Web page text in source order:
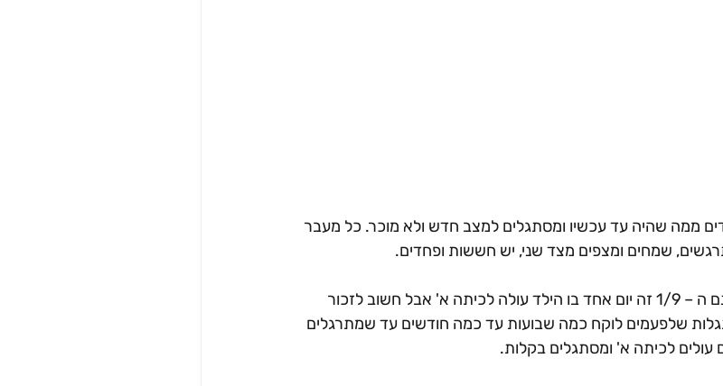
ממה שהיה עד עכשיו ומסתגלים למצב חדש ולא מוכר. כל מעבר
שמחים ומצפים מצד שני, יש חששות ופחדים.
1. המעבר לכיתה א' הוא תהליך – אמנם ה – 1/9 זה יום אחד בו הילד עולה לכיתה א' אבל חשוב לזכור
שלפעמים לוקח כמה שבועות עד כמה חודשים עד שמתרגלים
לכיתה א' ומסתגלים בקלות.